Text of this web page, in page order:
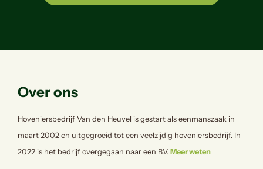
Over ons
Hoveniersbedrijf Van den Heuvel is gestart als eenmanszaak in
maart 2002 en uitgegroeid tot een veelzijdig hoveniersbedrijf. In
2022 is het bedrijf overgegaan naar een B.V. Meer weten